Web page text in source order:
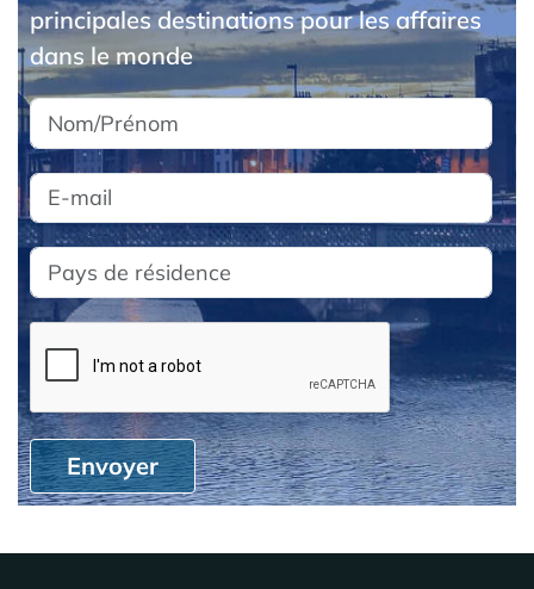
principales destinations pour les affaires
dans le monde
Envoyer